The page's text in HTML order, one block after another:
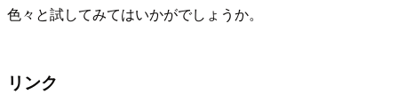
色々と試してみてはいかがでしょうか。
リンク